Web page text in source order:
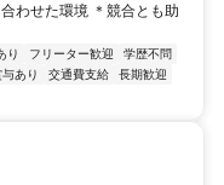
わせた環境 ＊競合とも助
り フリーター歓迎
学歴不問
与あり 交通費支給
長期歓迎